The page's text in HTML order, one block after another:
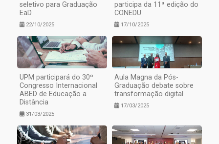
seletivo para Graduação
EaD
22/10/2025
participa da 11ª edição do
CONEDU
17/10/2025
UPM participará do 30º
Congresso Internacional
ABED de Educação a
Distância
31/03/2025
Aula Magna da Pós-
Graduação debate sobre
transformação digital
17/03/2025